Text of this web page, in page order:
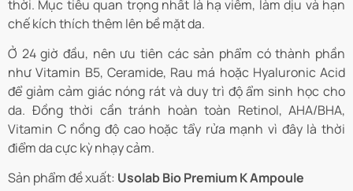
thời. Mục tiêu quan trọng nhất là hạ viêm, làm dịu và hạn
chế kích thích thêm lên bề mặt da.
Ở 24 giờ đầu, nên ưu tiên các sản phẩm có thành phần
như Vitamin B5, Ceramide, Rau má hoặc Hyaluronic Acid
để giảm cảm giác nóng rát và duy trì độ ẩm sinh học cho
da. Đồng thời cần tránh hoàn toàn Retinol, AHA/BHA,
Vitamin C nồng độ cao hoặc tẩy rửa mạnh vì đây là thời
điểm da cực kỳ nhạy cảm.
Sản phẩm đề xuất: Usolab Bio Premium K Ampoule